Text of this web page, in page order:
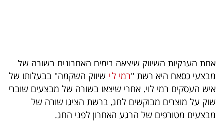
5
המילון
הכלכלי
פודקאסט
אחת הענקיות השיווק שיצאה בימים האחרונים בשורה של
מבצעי כסאח היא רשת "רמי לוי שיווק השקמה" בבעלותו של
איש העסקים רמי לוי. אחרי שיצאו בשורה של מבצעים שוברי
שוק על מוצרים מבוקשים לחג, ברשת הציגו שורה של
מבצעים מטורפים של הרגע האחרון לפני החג.